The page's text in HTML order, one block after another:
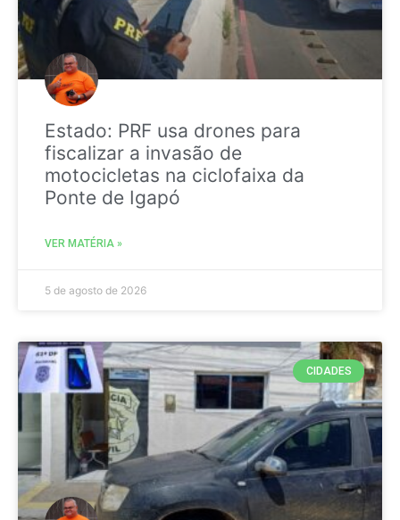
Estado: PRF usa drones para
fiscalizar a invasão de
motocicletas na ciclofaixa da
Ponte de Igapó
VER MATÉRIA »
5 de agosto de 2026
CIDADES